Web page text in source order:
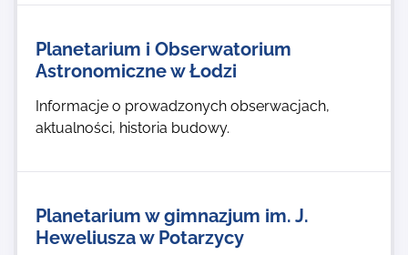
Planetarium i Obserwatorium
Astronomiczne w Łodzi
Informacje o prowadzonych obserwacjach,
aktualności, historia budowy.
Planetarium w gimnazjum im. J.
Heweliusza w Potarzycy